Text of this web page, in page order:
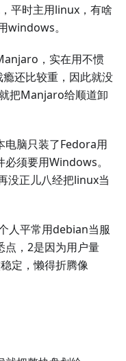
平时主用linux，有啥
windows。
，实在用不惯
还比较重，因此就没
把Manjaro给顺道卸
电脑只装了Fedora用
须要用Windows。
没正儿八经把linux当
人平常用debian当服
点，2是因为用户量
定，懒得折腾像